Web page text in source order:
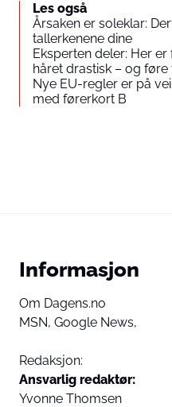
Les også
Årsaken er soleklar:
tallerkenene dine
Eksperten deler: Her
håret drastisk – og
Nye EU-regler er på
med førerkort B
Informasjon
Om Dagens.no
MSN, Google News,
Redaksjon:
Ansvarlig redaktør:
Yvonne Thomsen